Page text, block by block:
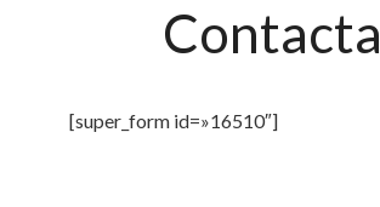
Contacta
[super_form id=»16510″]